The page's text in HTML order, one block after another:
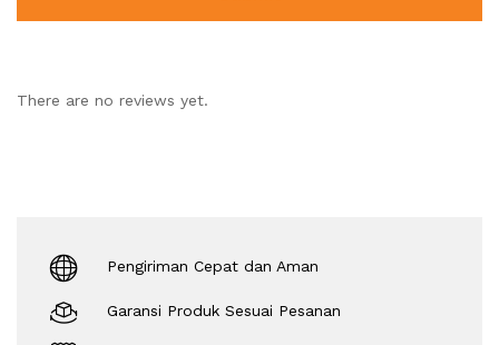
There are no reviews yet.
Pengiriman Cepat dan Aman
Garansi Produk Sesuai Pesanan